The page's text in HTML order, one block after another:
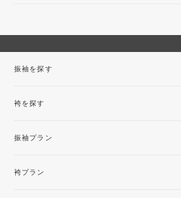
振袖を探す
袴を探す
振袖プラン
レンタルプラン
袴プラン